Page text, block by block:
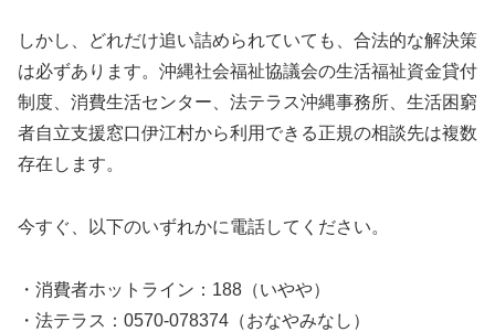
しかし、どれだけ追い詰められていても、合法的な解決策
は必ずあります。沖縄社会福祉協議会の生活福祉資金貸付
制度、消費生活センター、法テラス沖縄事務所、生活困窮
者自立支援窓口伊江村から利用できる正規の相談先は複数
存在します。
今すぐ、以下のいずれかに電話してください。
・消費者ホットライン：188（いやや）
・法テラス：0570-078374（おなやみなし）